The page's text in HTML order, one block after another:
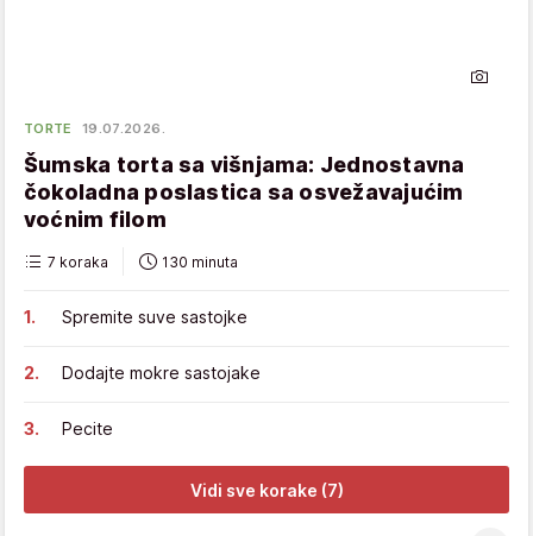
TORTE 19.07.2026.
Šumska torta sa višnjama: Jednostavna
čokoladna poslastica sa osvežavajućim
voćnim filom
7 koraka 130 minuta
Spremite suve sastojke
Dodajte mokre sastojake
Pecite
Vidi sve korake (7)